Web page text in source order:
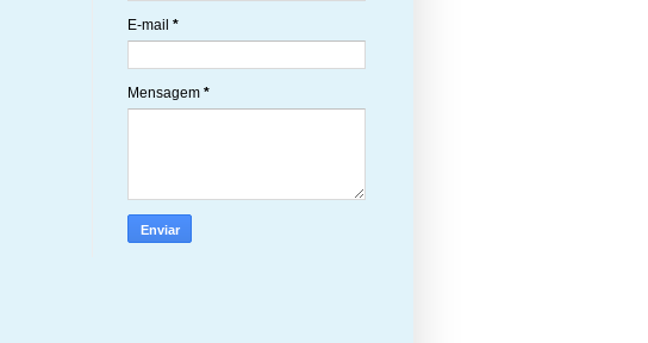
E-mail *
Mensagem *